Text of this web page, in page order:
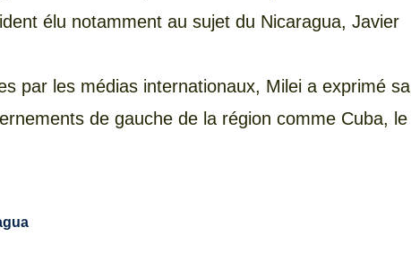
élu notamment au sujet du Nicaragua, Javier
par les médias internationaux, Milei a exprimé sa
de gauche de la région comme Cuba, le